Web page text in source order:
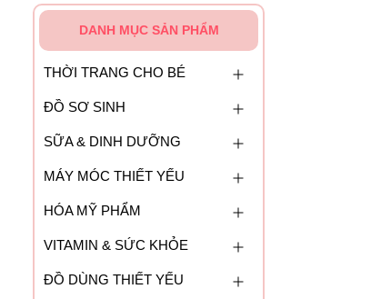
DANH MỤC SẢN PHẨM
THỜI TRANG CHO BÉ
ĐỒ SƠ SINH
SỮA & DINH DƯỠNG
MÁY MÓC THIẾT YẾU
HÓA MỸ PHẨM
VITAMIN & SỨC KHỎE
ĐỒ DÙNG THIẾT YẾU